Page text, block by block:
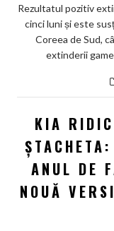
Rezultatul pozitiv
cinci luni și este
Coreea de Sud,
extinderii
KIA
ANUL DE
NOUĂ